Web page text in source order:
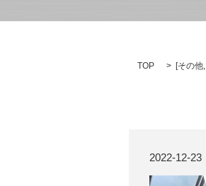
TOP [その他,
2022-12-23